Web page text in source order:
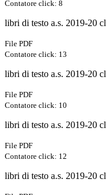
Contatore click: 8
libri di testo a.s. 2019-20
File PDF
Contatore click: 13
libri di testo a.s. 2019-20
File PDF
Contatore click: 10
libri di testo a.s. 2019-20
File PDF
Contatore click: 12
libri di testo a.s. 2019-20